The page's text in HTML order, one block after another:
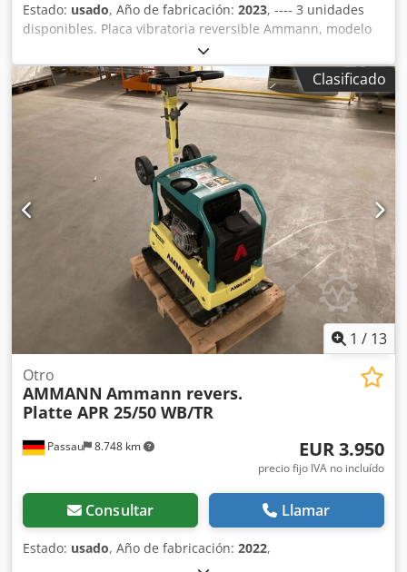
Estado: usado, Año de fabricación: 2023, ---- 3 unidades
disponibles. Placa vibratoria reversible Ammann, modelo
APR 40/60 N.º de equipo: 100563147 Dkodozkzzbspfx Aifjr
Año de fabricación: 2023 Placa vibratoria reversible
Ammann, modelo APR 40/60 N.º de equipo: 100563148 Año
de fabricación: 2023 Datos técnicos: Motor: Hatz / Diésel
Peso de la máquina: 284 kg Anchura de compactación: 600
Clasificado
1 / 13
Passau 8.748 km
Otro
AMMANN Ammann revers.
Platte APR 25/50 WB/TR
EUR 3.950
precio fijo IVA no incluído
Consultar Llamar
Estado: usado, Año de fabricación: 2022,